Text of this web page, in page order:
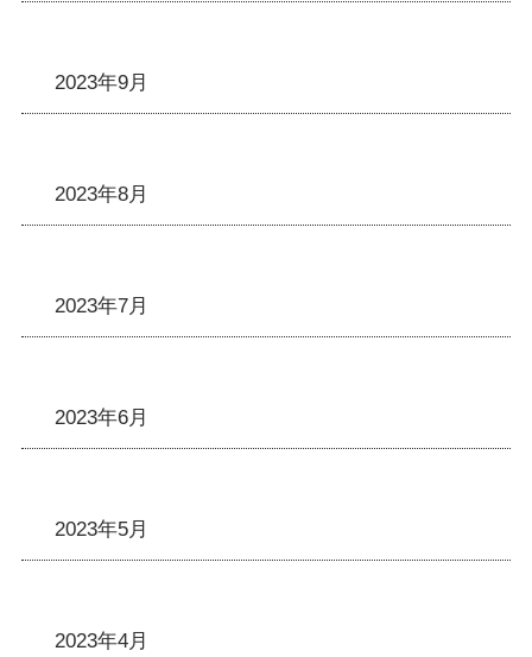
2023年9月
2023年8月
2023年7月
2023年6月
2023年5月
2023年4月